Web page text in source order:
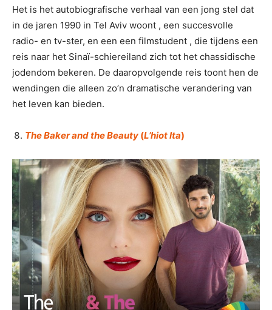
Het is het autobiografische verhaal van een jong stel dat
in de jaren 1990 in Tel Aviv woont , een succesvolle
radio- en tv-ster, en een een filmstudent , die tijdens een
reis naar het Sinaï-schiereiland zich tot het chassidische
jodendom bekeren. De daaropvolgende reis toont hen de
wendingen die alleen zo’n dramatische verandering van
het leven kan bieden.
The Baker and the Beauty (L’hiot Ita)